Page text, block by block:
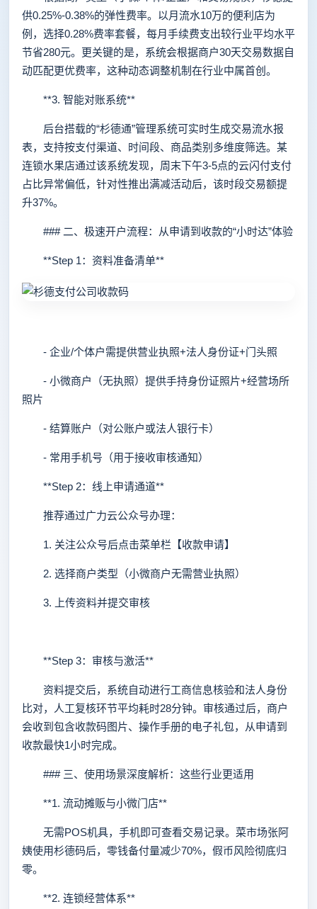
供0.25%-0.38%的弹性费率。以月流水10万的便利店为
例，选择0.28%费率套餐，每月手续费支出较行业平均水平
节省280元。更关键的是，系统会根据商户30天交易数据自
动匹配更优费率，这种动态调整机制在行业中属首创。
**3. 智能对账系统**
后台搭载的“杉德通”管理系统可实时生成交易流水报
表，支持按支付渠道、时间段、商品类别多维度筛选。某
连锁水果店通过该系统发现，周末下午3-5点的云闪付支付
占比异常偏低，针对性推出满减活动后，该时段交易额提
升37%。
### 二、极速开户流程：从申请到收款的“小时达”体验
**Step 1：资料准备清单**
- 企业/个体户需提供营业执照+法人身份证+门头照
- 小微商户（无执照）提供手持身份证照片+经营场所
照片
- 结算账户（对公账户或法人银行卡）
- 常用手机号（用于接收审核通知）
**Step 2：线上申请通道**
推荐通过广力云公众号办理：
1. 关注公众号后点击菜单栏【收款申请】
2. 选择商户类型（小微商户无需营业执照）
3. 上传资料并提交审核
**Step 3：审核与激活**
资料提交后，系统自动进行工商信息核验和法人身份
比对，人工复核环节平均耗时28分钟。审核通过后，商户
会收到包含收款码图片、操作手册的电子礼包，从申请到
收款最快1小时完成。
### 三、使用场景深度解析：这些行业更适用
**1. 流动摊贩与小微门店**
无需POS机具，手机即可查看交易记录。菜市场张阿
姨使用杉德码后，零钱备付量减少70%，假币风险彻底归
零。
**2. 连锁经营体系**